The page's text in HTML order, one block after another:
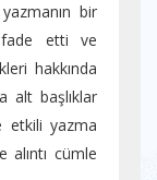
bir
ifade etti ve
hakkında
alt başlıklar
etkili yazma
alıntı cümle